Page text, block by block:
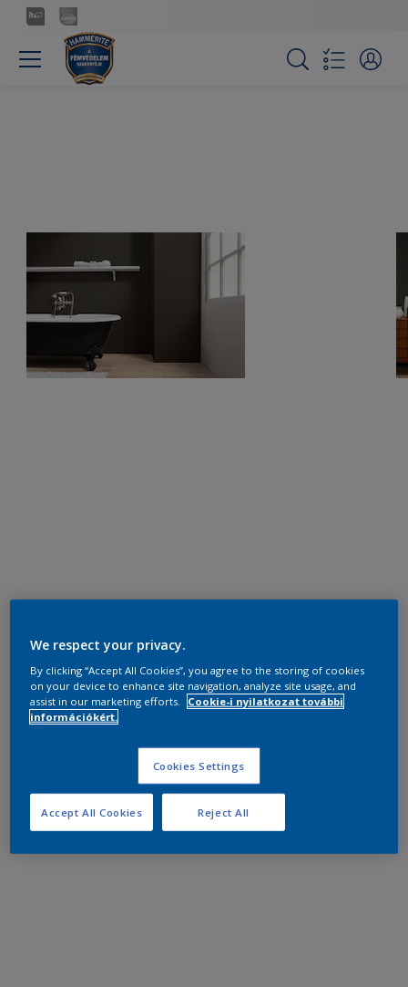
We respect your privacy.
By clicking “Accept All Cookies”, you agree to the storing of cookies
on your device to enhance site navigation, analyze site usage, and
assist in our marketing efforts.
Cookie-i nyilatkozat további
információkért.
Cookies Settings
Reject All
Accept All Cookies